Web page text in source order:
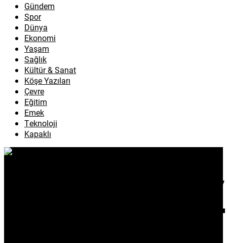
Gündem
Spor
Dünya
Ekonomi
Yaşam
Sağlık
Kültür & Sanat
Köşe Yazıları
Çevre
Eğitim
Emek
Teknoloji
Kapaklı